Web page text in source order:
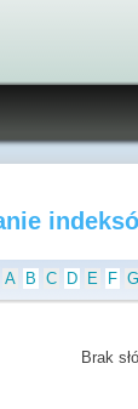
A B C D E F
Brak